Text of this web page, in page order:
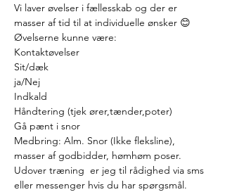
Vi laver øvelser i fællesskab og der er
masser af tid til at individuelle ønsker 😊
Øvelserne kunne være:
Kontaktøvelser
Sit/dæk
ja/Nej
Indkald
Håndtering (tjek ører,tænder,poter)
Gå pænt i snor
Medbring: Alm. Snor (Ikke fleksline),
masser af godbidder, hømhøm poser.
Udover træning  er jeg til rådighed via sms
eller messenger hvis du har spørgsmål.